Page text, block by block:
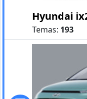
Hyundai
Temas: 193